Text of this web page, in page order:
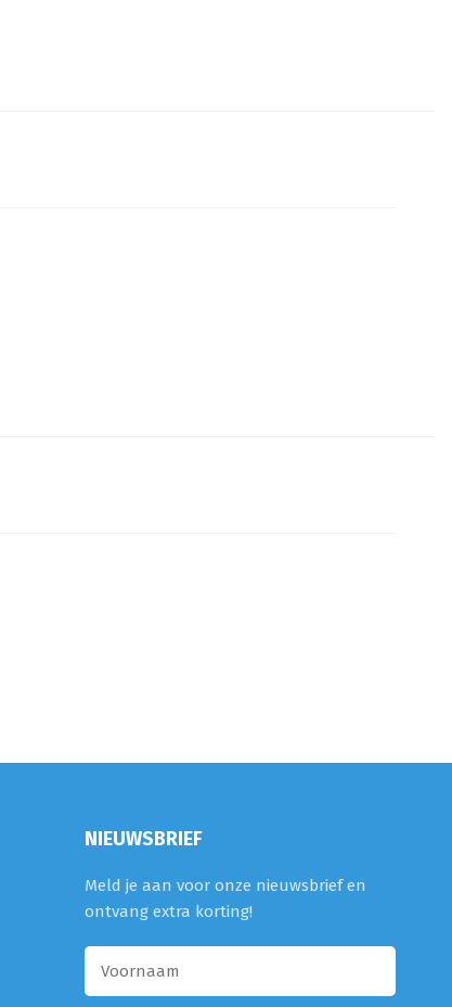
NIEUWSBRIEF
Meld je aan voor onze nieuwsbrief en
ontvang extra korting!